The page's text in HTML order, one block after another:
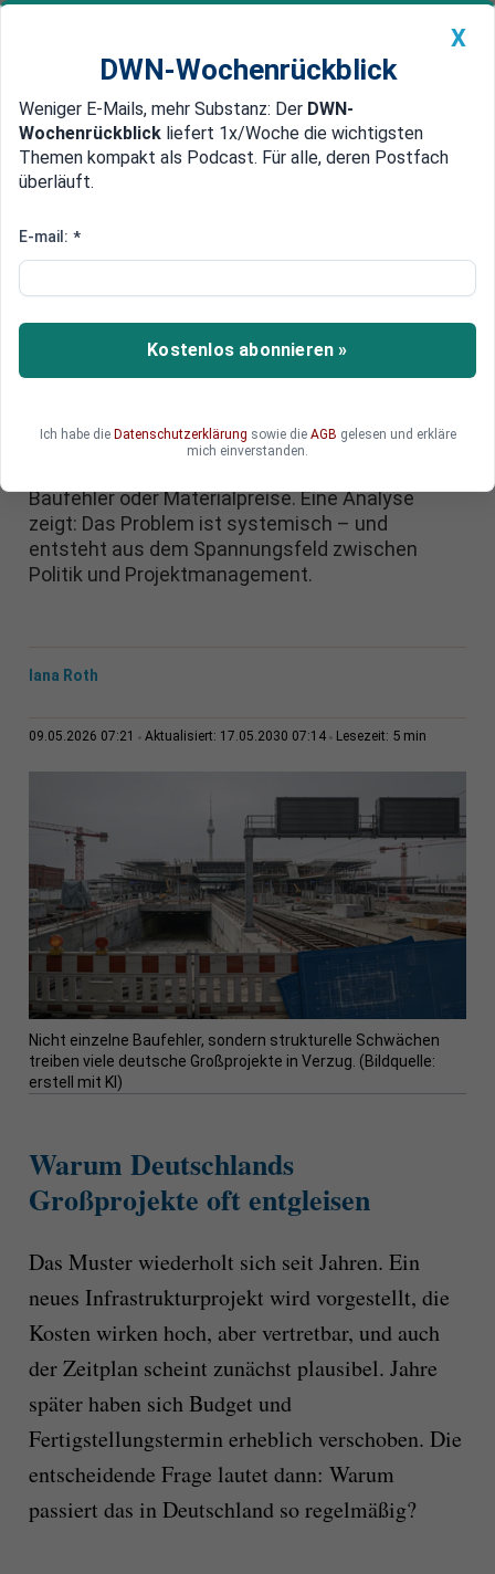
Newsticker MEIN DWN: Geldanlage Premium
Edelmetalle DWN-Magazin China
Milliardenbaustelle Deutschland:
scheitern – und was sich
strukturell ändern muss
sich oft zu Dauerbaustellen mit Kosten in
Baufehler oder Materialpreise. Eine Analyse
zeigt: Das Problem ist systemisch – und
entsteht aus dem Spannungsfeld zwischen
Politik und Projektmanagement.
Iana Roth
09.05.2026 07:21 Aktualisiert: 17.05.2030 07:14 Lesezeit: 5 min
Nicht einzelne Baufehler, sondern strukturelle Schwächen
treiben viele deutsche Großprojekte in Verzug. (Bildquelle:
erstell mit KI)
Warum Deutschlands
Großprojekte oft entgleisen
Das Muster wiederholt sich seit Jahren. Ein
neues Infrastrukturprojekt wird vorgestellt, die
Kosten wirken hoch, aber vertretbar, und auch
der Zeitplan scheint zunächst plausibel. Jahre
später haben sich Budget und
Fertigstellungstermin erheblich verschoben. Die
entscheidende Frage lautet dann: Warum
passiert das in Deutschland so regelmäßig?
X
DWN-Wochenrückblick
Weniger E-Mails, mehr Substanz: Der DWN-
Wochenrückblick liefert 1x/Woche die wichtigsten
Themen kompakt als Podcast. Für alle, deren Postfach
überläuft.
E-mail: *
Kostenlos abonnieren »
Ich habe die Datenschutzerklärung sowie die AGB gelesen und erkläre
mich einverstanden.